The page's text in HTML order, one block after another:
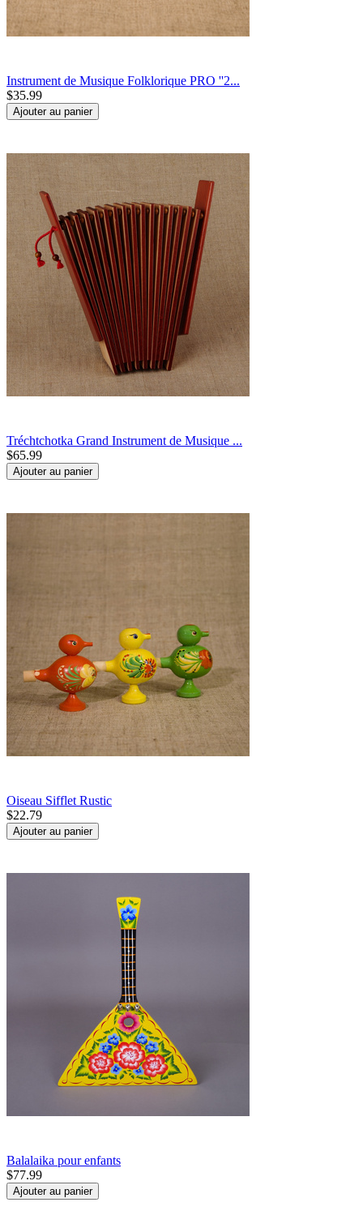
Instrument de Musique Folklorique PRO ''2...
$35.99
Ajouter au panier
Tréchtchotka Grand Instrument de Musique ...
$65.99
Ajouter au panier
Oiseau Sifflet Rustic
$22.79
Ajouter au panier
Balalaika pour enfants
$77.99
Ajouter au panier